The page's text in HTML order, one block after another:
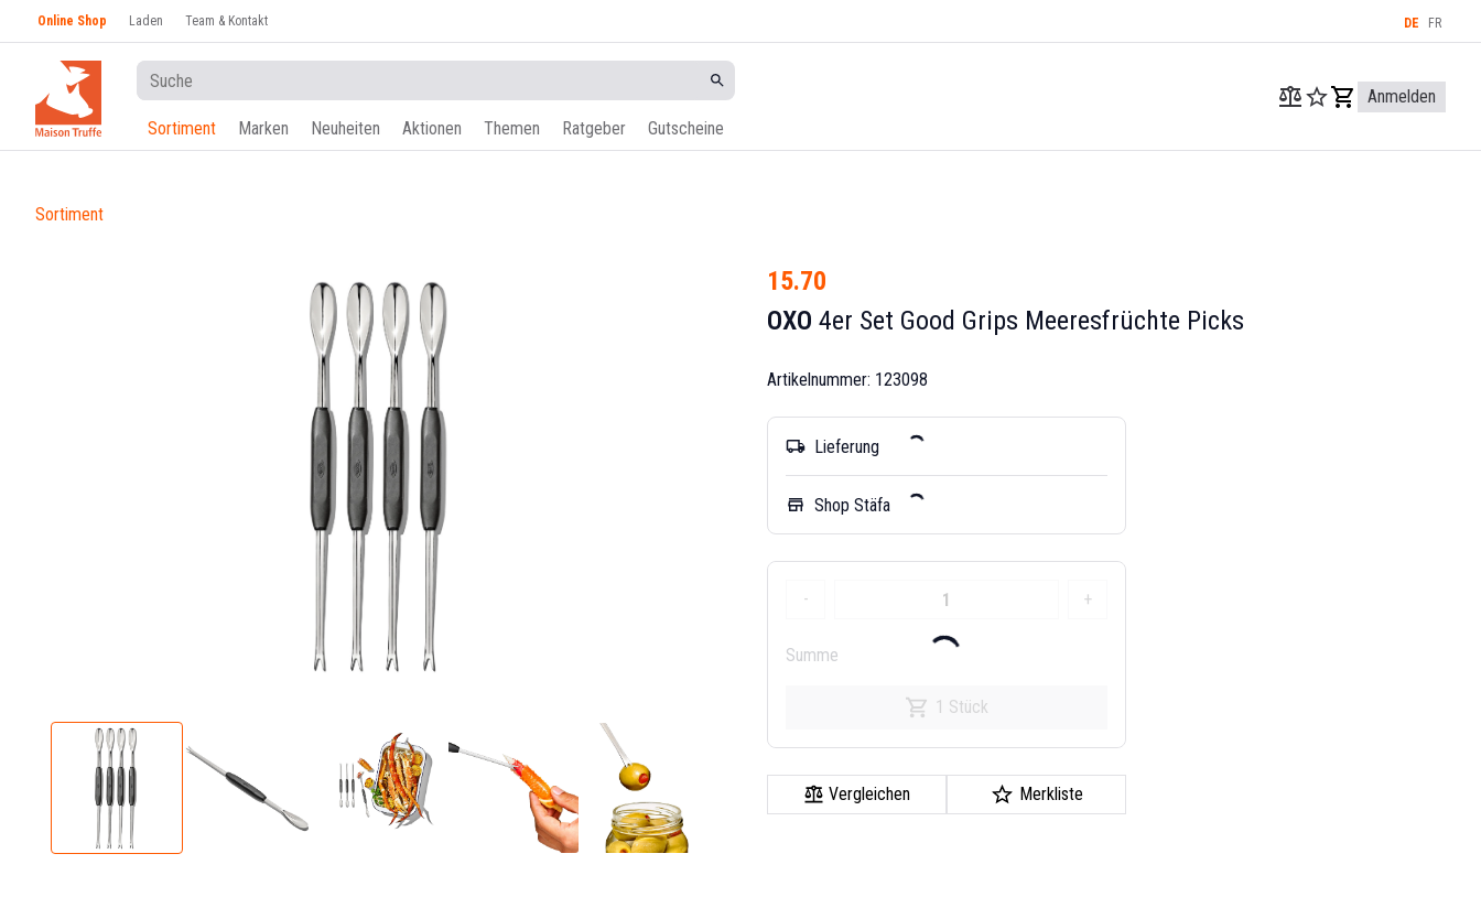
Online Shop Laden Team & Kontakt DE FR
Sortiment Marken Neuheiten Aktionen Themen Ratgeber Gutscheine
Anmelden
Sortiment
15.70
OXO 4er Set Good Grips Meeresfrüchte Picks
Artikelnummer: 123098
local_shipping Lieferung
store Shop Stäfa
- +
Summe
1 Stück
Vergleichen Merkliste